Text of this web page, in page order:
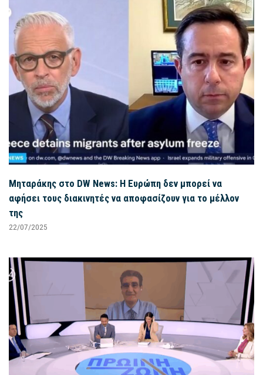
Μηταράκης στο DW News: Η Ευρώπη δεν μπορεί να
αφήσει τους διακινητές να αποφασίζουν για το μέλλον
της
22/07/2025